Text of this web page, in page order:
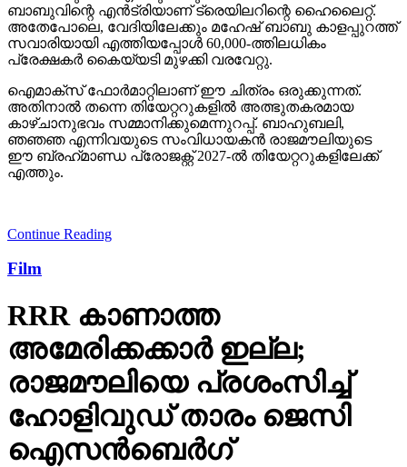
ബാബുവിന്റെ എന്‍ട്രിയാണ് ട്രെയിലറിന്റെ ഹൈലൈറ്റ്.
അതേപോലെ, വേദിയിലേക്കും മഹേഷ് ബാബു കാളപ്പുറത്ത്
സവാരിയായി എത്തിയപ്പോള്‍ 60,000-ത്തിലധികം
പ്രേക്ഷകര്‍ കൈയ്യടി മുഴക്കി വരവേറ്റു.
ഐമാക്‌സ് ഫോര്‍മാറ്റിലാണ് ഈ ചിത്രം ഒരുക്കുന്നത്.
അതിനാല്‍ തന്നെ തിയേറ്ററുകളില്‍ അത്ഭുതകരമായ
കാഴ്ചാനുഭവം സമ്മാനിക്കുമെന്നുറപ്പ്. ബാഹുബലി,
ഞഞഞ എന്നിവയുടെ സംവിധായകന്‍ രാജമൗലിയുടെ
ഈ ബ്രഹ്‌മാണ്ഡ പ്രോജക്റ്റ് 2027-ല്‍ തിയേറ്ററുകളിലേക്ക്
എത്തും.
Continue Reading
Film
RRR കാണാത്ത
അമേരിക്കക്കാര്‍ ഇല്ല;
രാജമൗലിയെ പ്രശംസിച്ച്
ഹോളിവുഡ് താരം ജെസി
ഐസന്‍ബെര്‍ഗ്